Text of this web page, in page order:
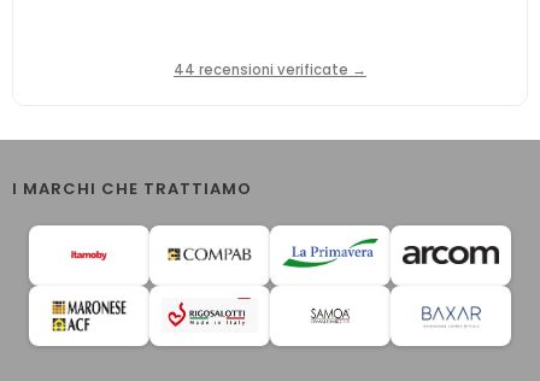
44 recensioni verificate →
I MARCHI CHE TRATTIAMO